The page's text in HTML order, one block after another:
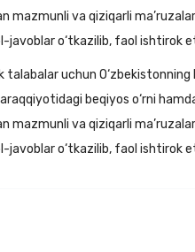
mazmunli va qiziqarli
o‘tkazilib, faol ishtirok
uchun
beqiyos o‘rni
mazmunli va qiziqarli
o‘tkazilib, faol ishtirok